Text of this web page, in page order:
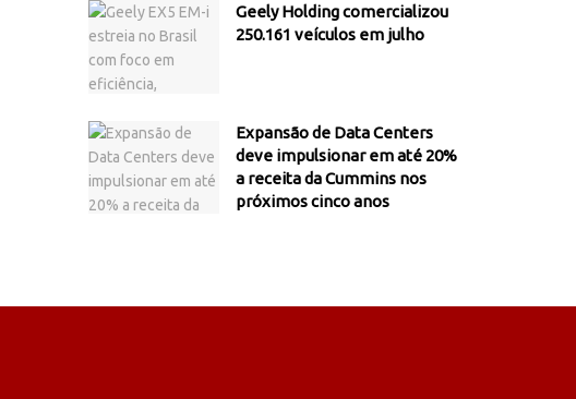
Geely Holding comercializou
250.161 veículos em julho
Expansão de Data Centers
deve impulsionar em até 20%
a receita da Cummins nos
próximos cinco anos